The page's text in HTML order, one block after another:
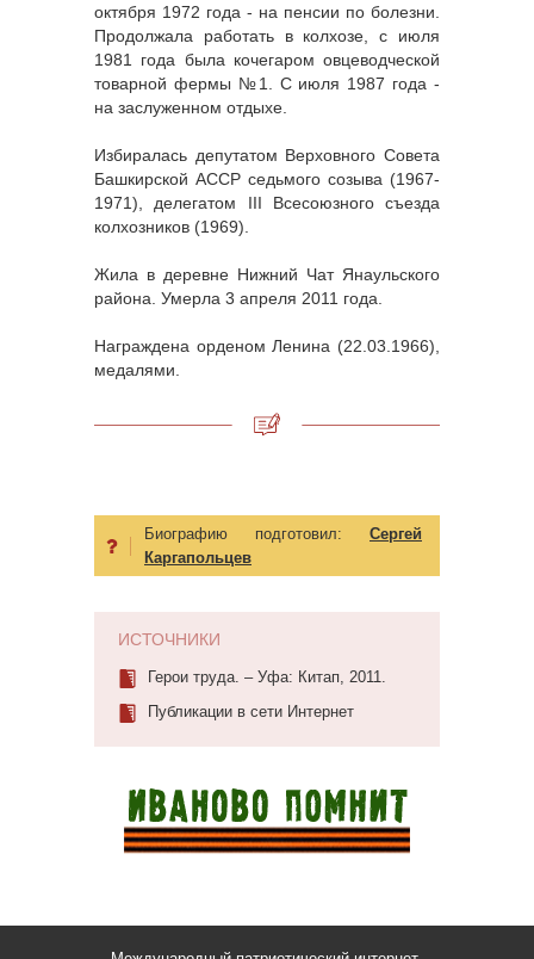
октября 1972 года - на пенсии по болезни.
Продолжала работать в колхозе, с июля
1981 года была кочегаром овцеводческой
товарной фермы №1. С июля 1987 года -
на заслуженном отдыхе.
Избиралась депутатом Верховного Совета
Башкирской АССР седьмого созыва (1967-
1971), делегатом III Всесоюзного съезда
колхозников (1969).
Жила в деревне Нижний Чат Янаульского
района. Умерла 3 апреля 2011 года.
Награждена орденом Ленина (22.03.1966),
медалями.
Биографию подготовил: Сергей
Каргапольцев
ИСТОЧНИКИ
Герои труда. – Уфа: Китап, 2011.
Публикации в сети Интернет